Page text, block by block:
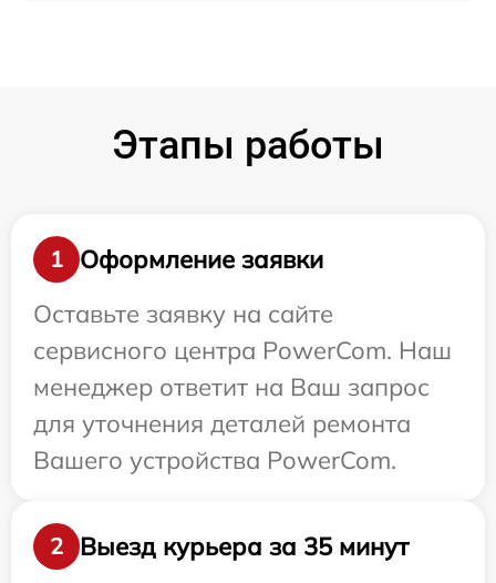
Этапы работы
1
Оформление заявки
Оставьте заявку на сайте
сервисного центра PowerCom. Наш
менеджер ответит на Ваш запрос
для уточнения деталей ремонта
Вашего устройства PowerCom.
2 Выезд курьера за 35 минут